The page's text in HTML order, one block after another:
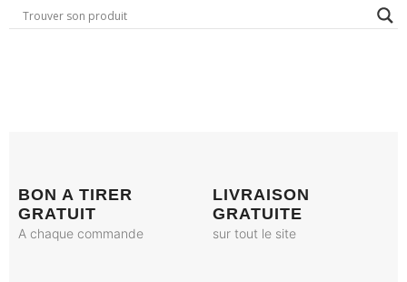
BON A TIRER
GRATUIT
A chaque commande
LIVRAISON
GRATUITE
sur tout le site